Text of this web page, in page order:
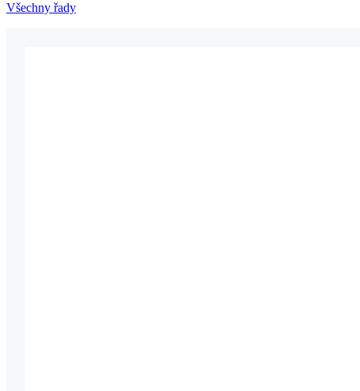
Všechny řady